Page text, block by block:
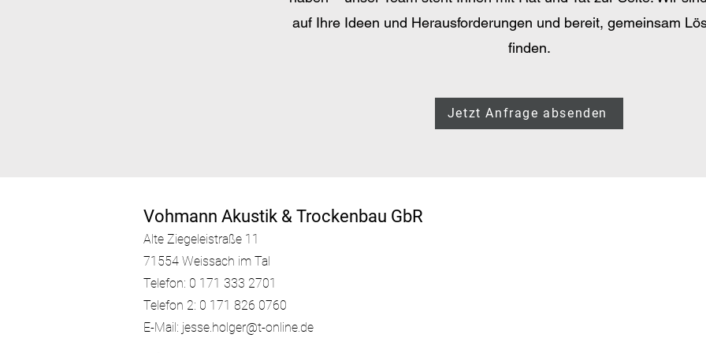
auf Ihre Ideen und Herausforderungen und bereit, gemeinsam
finden.
Jetzt Anfrage absenden
Vohmann Akustik & Trockenbau GbR
Alte Ziegeleistraße 11
71554 Weissach im Tal
Telefon: 0 171 333 2701
Telefon 2: 0 171 826 0760
E-Mail: jesse.holger@t-online.de